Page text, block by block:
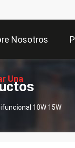
Nosotros
Una
10W 15W